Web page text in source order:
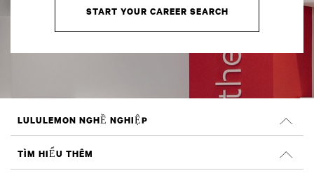
START YOUR CAREER SEARCH
LULULEMON NGHỀ NGHIỆP
Nghề nghiệp
TÌM HIỂU THÊM